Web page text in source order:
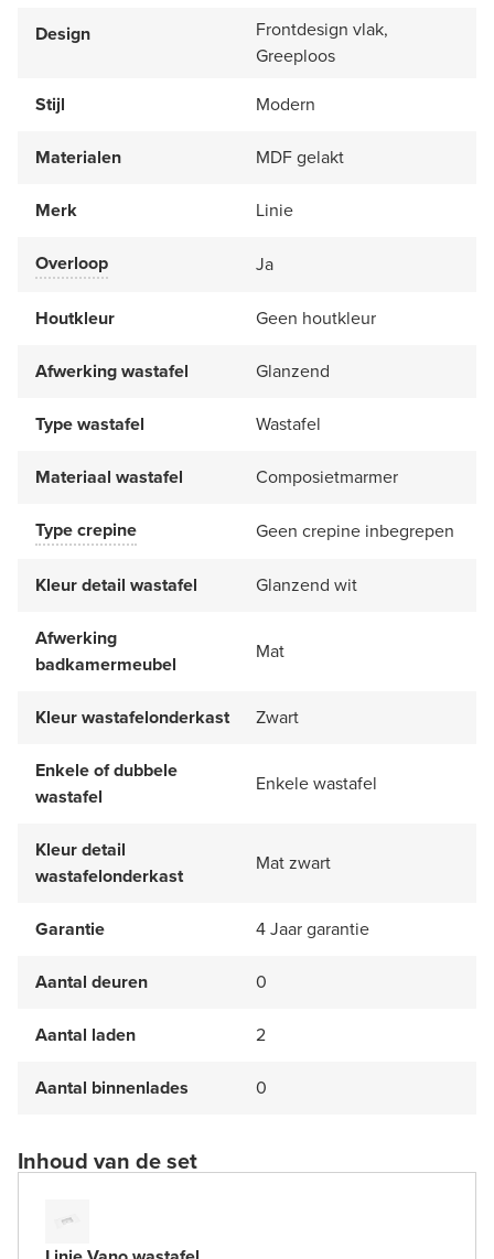
Design
Frontdesign vlak,
Greeploos
Stijl
Modern
Materialen MDF gelakt
Merk Linie
Overloop Ja
Houtkleur Geen houtkleur
Afwerking wastafel Glanzend
Type wastafel Wastafel
Materiaal wastafel Composietmarmer
Type crepine Geen crepine inbegrepen
Kleur detail wastafel Glanzend wit
Afwerking
badkamermeubel
Mat
Kleur wastafelonderkast Zwart
Enkele of dubbele
wastafel
Enkele wastafel
Kleur detail
wastafelonderkast
Mat zwart
Garantie 4 Jaar garantie
Aantal deuren 0
Aantal laden 2
Aantal binnenlades 0
Inhoud van de set